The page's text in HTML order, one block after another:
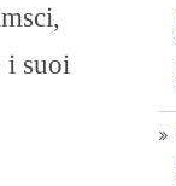
i suoi